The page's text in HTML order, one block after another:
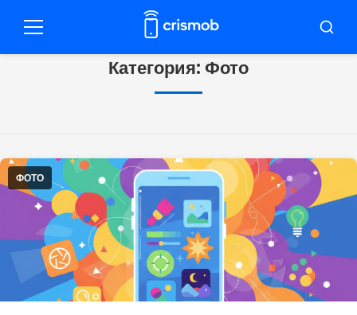
paraМеню
Категория:Фото
ФОТО